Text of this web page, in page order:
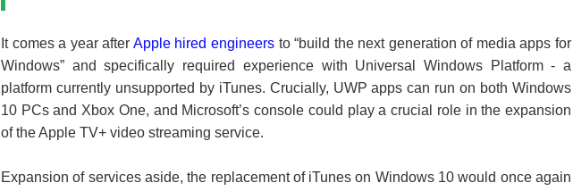
It comes a year after Apple hired engineers to “build the next generation of media apps for
Windows” and specifically required experience with Universal Windows Platform - a
platform currently unsupported by iTunes. Crucially, UWP apps can run on both Windows
10 PCs and Xbox One, and Microsoft’s console could play a crucial role in the expansion
of the Apple TV+ video streaming service.
Expansion of services aside, the replacement of iTunes on Windows 10 would once again